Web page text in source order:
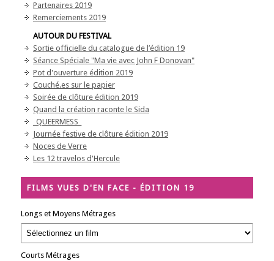
Partenaires 2019
Remerciements 2019
AUTOUR DU FESTIVAL
Sortie officielle du catalogue de l’édition 19
Séance Spéciale "Ma vie avec John F Donovan"
Pot d'ouverture édition 2019
Couché.es sur le papier
Soirée de clôture édition 2019
Quand la création raconte le Sida
_QUEERMESS_
Journée festive de clôture édition 2019
Noces de Verre
Les 12 travelos d'Hercule
FILMS VUES D'EN FACE - ÉDITION 19
Longs et Moyens Métrages
Courts Métrages